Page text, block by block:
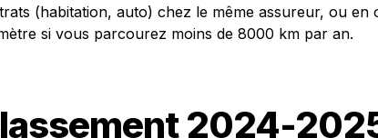
(habitation, auto) chez le même assureur, ou
si vous parcourez moins de 8000 km par an.
2024-